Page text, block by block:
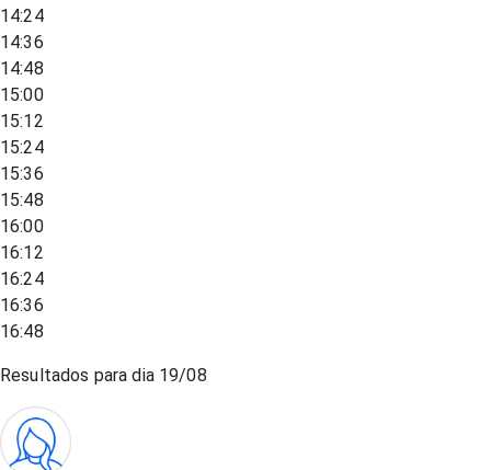
14:24
14:36
14:48
15:00
15:12
15:24
15:36
15:48
16:00
16:12
16:24
16:36
16:48
Resultados para dia 19/08